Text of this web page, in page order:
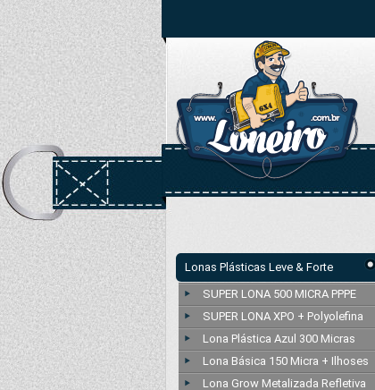
Lonas Plásticas Leve & Forte
SUPER LONA 500 MICRA PPPE
SUPER LONA XPO + Polyolefina
Lona Plástica Azul 300 Micras
Lona Básica 150 Micra + Ilhoses
Lona Grow Metalizada Refletiva